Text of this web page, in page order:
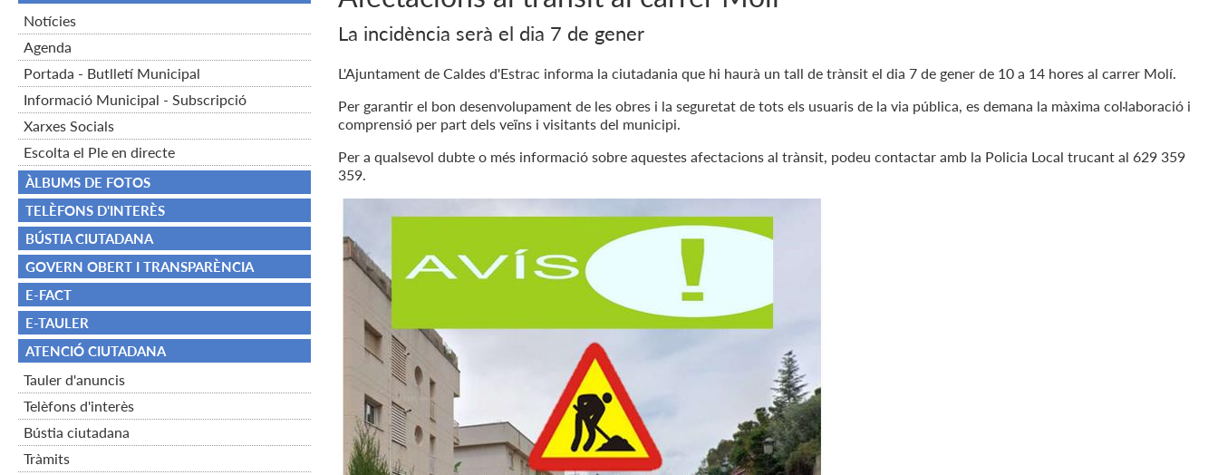
Notícies
Agenda
Portada - Butlletí Municipal
Informació Municipal - Subscripció
Xarxes Socials
Escolta el Ple en directe
ÀLBUMS DE FOTOS
TELÈFONS D'INTERÈS
BÚSTIA CIUTADANA
GOVERN OBERT I TRANSPARÈNCIA
E-FACT
E-TAULER
ATENCIÓ CIUTADANA
Tauler d'anuncis
Telèfons d'interès
Bústia ciutadana
Tràmits
La incidència serà el dia 7 de gener
L'Ajuntament de Caldes d'Estrac informa la ciutadania que hi haurà un tall de trànsit el dia 7 de gener de 10 a 14 hores al carrer Molí.
Per garantir el bon desenvolupament de les obres i la seguretat de tots els usuaris de la via pública, es demana la màxima col·laboració i
comprensió per part dels veïns i visitants del municipi.
Per a qualsevol dubte o més informació sobre aquestes afectacions al trànsit, podeu contactar amb la Policia Local trucant al 629 359
359.